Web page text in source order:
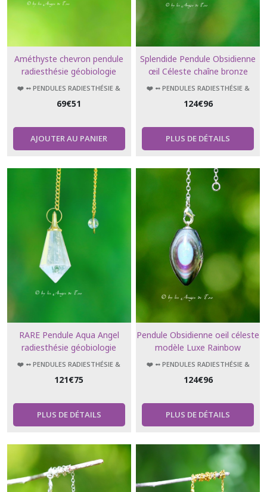
Améthyste chevron pendule
radiesthésie géobiologie
divination
❤️ ➻ PENDULES RADIESTHÉSIE &
69€51
AJOUTER AU PANIER
Splendide Pendule Obsidienne
œil Céleste chaîne bronze
antique
❤️ ➻ PENDULES RADIESTHÉSIE &
124€96
PLUS DE DÉTAILS
RARE Pendule Aqua Angel
radiesthésie géobiologie
divination soins magnétisme &
❤️ ➻ PENDULES RADIESTHÉSIE &
121€75
PLUS DE DÉTAILS
Pendule Obsidienne oeil céleste
modèle Luxe Rainbow
❤️ ➻ PENDULES RADIESTHÉSIE &
124€96
PLUS DE DÉTAILS
Bracelets
&
Lui
(1)
les
résultats